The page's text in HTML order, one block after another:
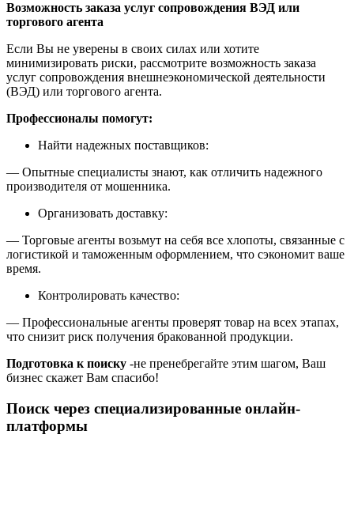
Возможность заказа услуг сопровождения ВЭД или
торгового агента
Если Вы не уверены в своих силах или хотите
минимизировать риски, рассмотрите возможность заказа
услуг сопровождения внешнеэкономической деятельности
(ВЭД) или торгового агента.
Профессионалы помогут:
Найти надежных поставщиков:
— Опытные специалисты знают, как отличить надежного
производителя от мошенника.
Организовать доставку:
— Торговые агенты возьмут на себя все хлопоты, связанные с
логистикой и таможенным оформлением, что сэкономит ваше
время.
Контролировать качество:
— Профессиональные агенты проверят товар на всех этапах,
что снизит риск получения бракованной продукции.
Подготовка к поиску -не пренебрегайте этим шагом, Ваш
бизнес скажет Вам спасибо!
Поиск через специализированные онлайн-
платформы